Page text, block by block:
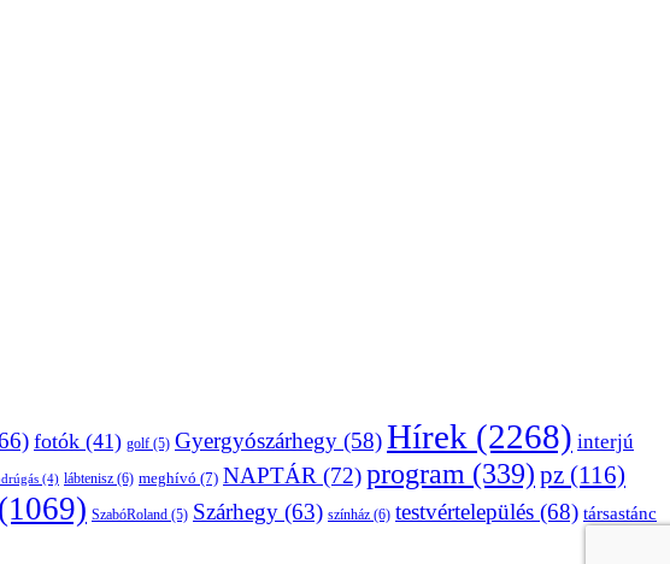
fotók (41) golf (5) Gyergyószárhegy (58)Hírek (2268) interjú
(4) lábtenisz (6) meghívó (7) NAPTÁR (72)program (339) pz (116)
(1069) SzabóRoland (5) Szárhegy (63) színház (6) testvértelepülés (68) társastánc